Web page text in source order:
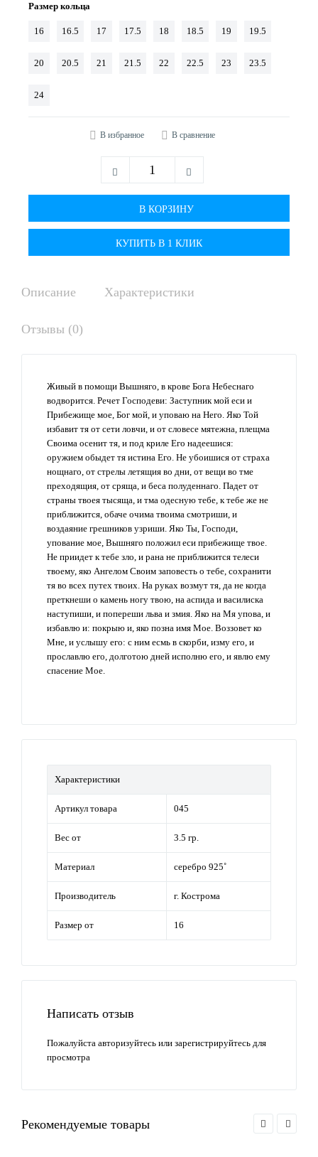
Размер кольца
16 16.5 17 17.5 18 18.5 19 19.5
20 20.5 21 21.5 22 22.5 23 23.5
24
В избранное В сравнение
КУПИТЬ В 1 КЛИК
Описание Характеристики
Отзывы (0)
Живый в помощи Вышняго, в крове Бога Небеснаго
водворится. Речет Господеви: Заступник мой еси и
Прибежище мое, Бог мой, и уповаю на Него. Яко Той
избавит тя от сети ловчи, и от словесе мятежна, плещма
Своима осенит тя, и под криле Его надеешися:
оружием обыдет тя истина Его. Не убоишися от страха
нощнаго, от стрелы летящия во дни, от вещи во тме
преходящия, от сряща, и беса полуденнаго. Падет от
страны твоея тысяща, и тма одесную тебе, к тебе же не
приближится, обаче очима твоима смотриши, и
воздаяние грешников узриши. Яко Ты, Господи,
упование мое, Вышняго положил еси прибежище твое.
Не приидет к тебе зло, и рана не приближится телеси
твоему, яко Ангелом Своим заповесть о тебе, сохранити
тя во всех путех твоих. На руках возмут тя, да не когда
преткнеши о камень ногу твою, на аспида и василиска
наступиши, и попереши льва и змия. Яко на Мя упова, и
избавлю и: покрыю и, яко позна имя Мое. Воззовет ко
Мне, и услышу его: с ним есмь в скорби, изму его, и
прославлю его, долготою дней исполню его, и явлю ему
спасение Мое.
Характеристики
Артикул товара 045
Вес от 3.5 гр.
Материал серебро 925˚
Производитель г. Кострома
Размер от 16
Написать отзыв
Пожалуйста авторизуйтесь или зарегистрируйтесь для
просмотра
Рекомендуемые товары